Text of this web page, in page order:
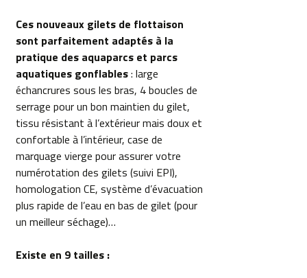
Ces nouveaux gilets de flottaison
sont parfaitement adaptés à la
pratique des aquaparcs et parcs
aquatiques gonflables: large
échancrures sous les bras, 4 boucles de
serrage pour un bon maintien du gilet,
tissu résistant à l’extérieur mais doux et
confortable à l’intérieur, case de
marquage vierge pour assurer votre
numérotation des gilets (suivi EPI),
homologation CE, système d’évacuation
plus rapide de l’eau en bas de gilet (pour
un meilleur séchage)…
Existe en 9 tailles :